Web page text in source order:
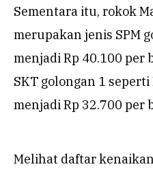
Sementara itu, rokok
merupakan jenis SPM
menjadi Rp 40.100 per
SKT golongan 1
menjadi Rp 32.700 per
Melihat daftar